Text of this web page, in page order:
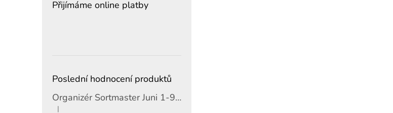
Přijímáme online platby
Poslední hodnocení produktů
Organizér Sortmaster Juni 1-97-483
|